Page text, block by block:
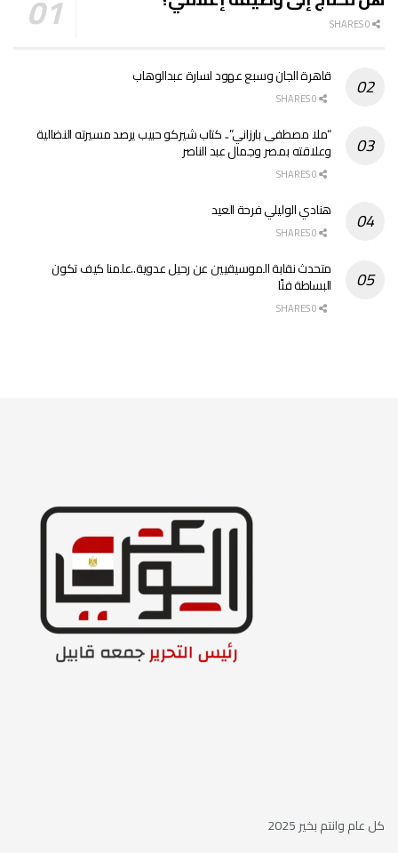
قاهرة الجان وسبع عهود لسارة عبدالوهاب
“ملا مصطفى بارزاني”.. كتاب شيركو حبيب يرصد مسيرته النضالية
وعلاقته بمصر وجمال عبد الناصر
هنادي الوليلي فرحة العيد
متحدث نقابة الموسيقيين عن رحيل عدوية..علمنا كيف تكون
البساطة فنًا
كل عام وانتم بخير 2025